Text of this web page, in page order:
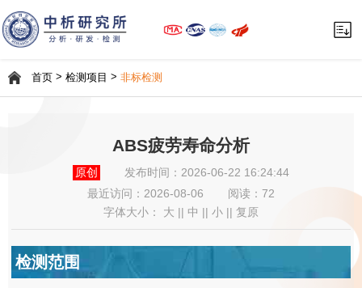
首页> 检测项目 > 非标检测
ABS疲劳寿命分析
原创
发布时间：2026-06-22 16:24:44
最近访问：2026-08-06
阅读：72
字体大小： 大 中 小 复原
检测范围